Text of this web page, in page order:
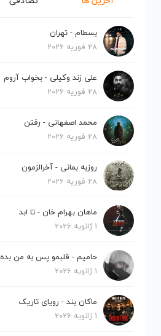
بسطام - تهران
28 فوریه 2026
علی زند وکیلی - بخواب آروم
28 فوریه 2026
محمد اصفهانی - رفتن
28 فوریه 2026
روزبه بمانی - آخرالزمون
28 فوریه 2026
ماهان بهرام خان - تا ابد
1 ژانویه 2026
حامیم - قلبمو پس به من بده
1 ژانویه 2026
ماکان بند - رویای تاریک
1 ژانویه 2026